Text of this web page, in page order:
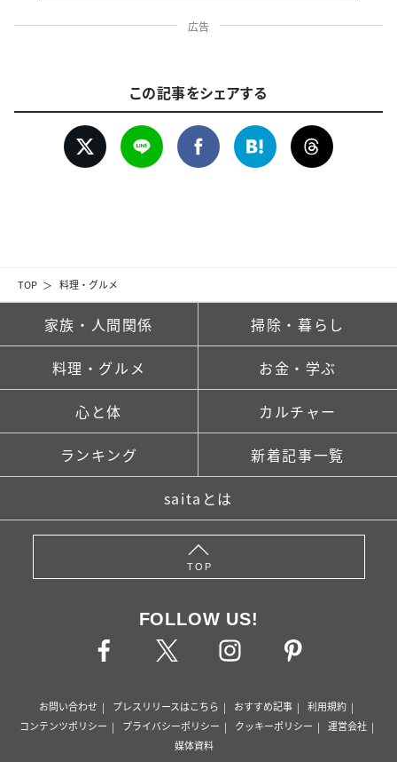
TOP 料理・グルメ
広告
この記事をシェアする
家族・人間関係 掃除・暮らし
料理・グルメ お金・学ぶ
心と体 カルチャー
ランキング 新着記事一覧
saitaとは
TOP
FOLLOW US!
お問い合わせ プレスリリースはこちら おすすめ記事
利用規約
コンテンツポリシー
プライバシーポリシー クッキーポリシー
運営会社
媒体資料